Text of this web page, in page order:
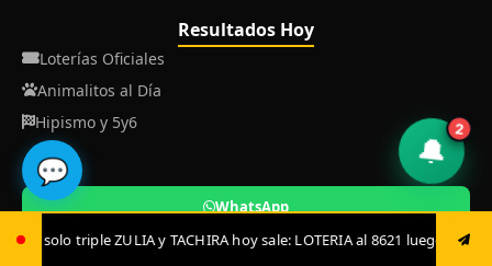
hoy sale: LOTERIA al 8621 luego envía ya: ANIMAL al 8621
Resultados Hoy
Loterías Oficiales
Animalitos al Día
Hipismo y 5y6
WhatsApp
🔔
2
💬